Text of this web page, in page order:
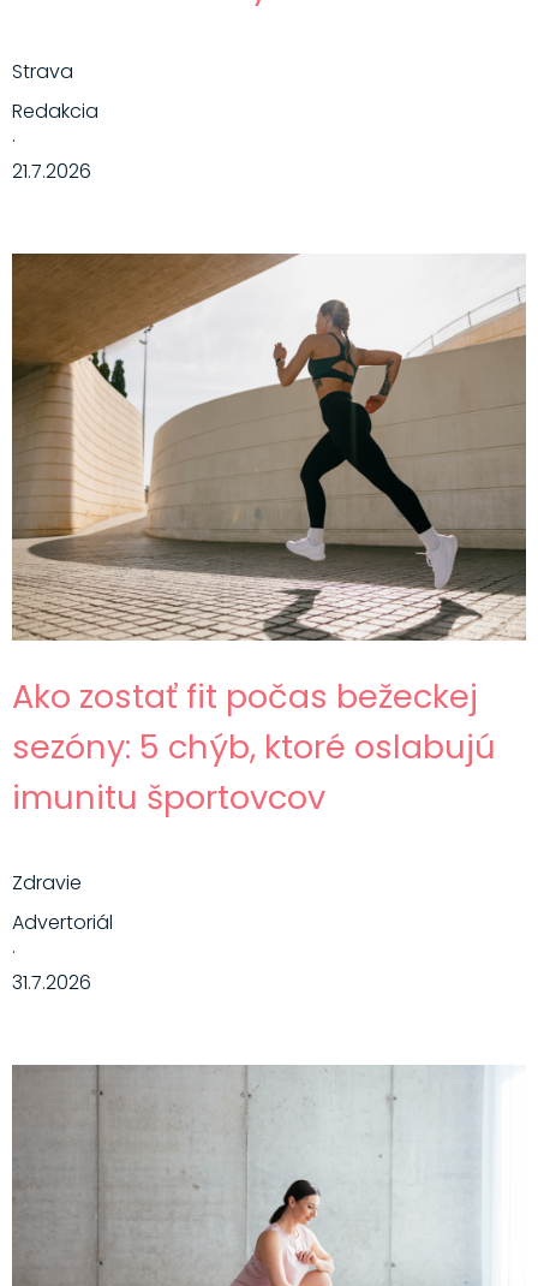
Strava
Redakcia
·
21.7.2026
Ako zostať fit počas bežeckej
sezóny: 5 chýb, ktoré oslabujú
imunitu športovcov
Zdravie
Advertoriál
·
31.7.2026